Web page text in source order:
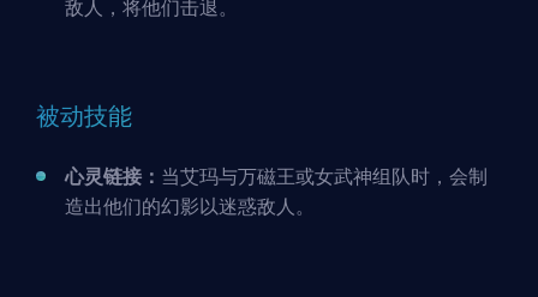
敌人，将他们击退。
被动技能
心灵链接： 当艾玛与万磁王或女武神组队时，会制
造出他们的幻影以迷惑敌人。